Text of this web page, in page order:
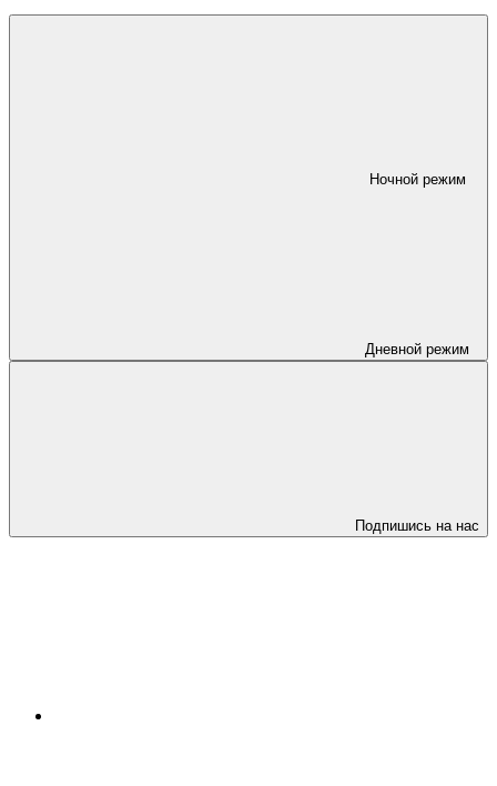
Ночной режим
Дневной режим
Подпишись на нас